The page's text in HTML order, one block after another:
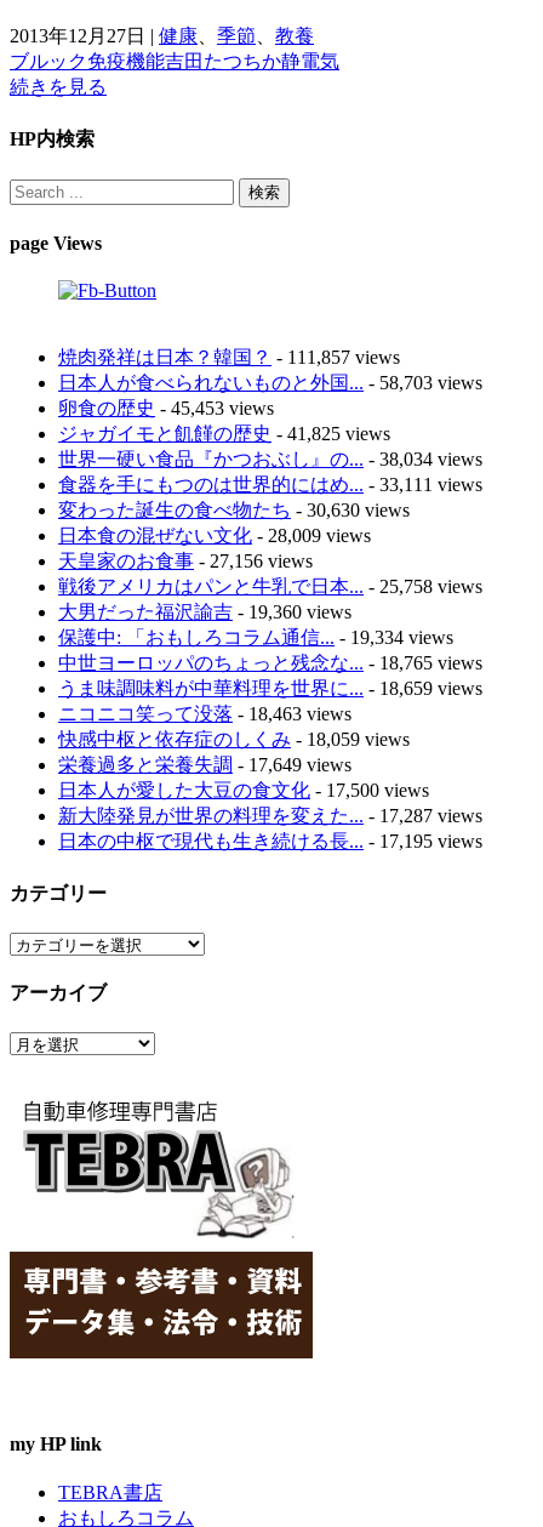
2013年12月27日 | 健康 季節
教養
ブルック免疫機能吉田たつちか静電気
続きを見る
HP内検索
page Views
焼肉発祥は日本？韓国？ - 111,857 views
日本人が食べられないものと外国... - 58,703 views
卵食の歴史 - 45,453 views
ジャガイモと飢饉の歴史 - 41,825 views
世界一硬い食品『かつおぶし』の... - 38,034 views
食器を手にもつのは世界的にはめ... - 33,111 views
変わった誕生の食べ物たち - 30,630 views
日本食の混ぜない文化 - 28,009 views
天皇家のお食事 - 27,156 views
戦後アメリカはパンと牛乳で日本... - 25,758 views
大男だった福沢諭吉 - 19,360 views
保護中: 「おもしろコラム通信... - 19,334 views
中世ヨーロッパのちょっと残念な... - 18,765 views
うま味調味料が中華料理を世界に... - 18,659 views
ニコニコ笑って没落 - 18,463 views
快感中枢と依存症のしくみ - 18,059 views
栄養過多と栄養失調 - 17,649 views
日本人が愛した大豆の食文化 - 17,500 views
新大陸発見が世界の料理を変えた... - 17,287 views
日本の中枢で現代も生き続ける長... - 17,195 views
カテゴリー
カ
ゴ
ー
アーカイブ
ア
イ
ブ
my HP link
TEBRA書店
おもしろコラム